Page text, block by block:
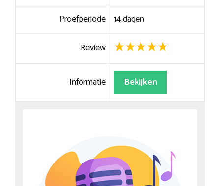
Proefperiode 14 dagen
Review
Informatie Bekijken